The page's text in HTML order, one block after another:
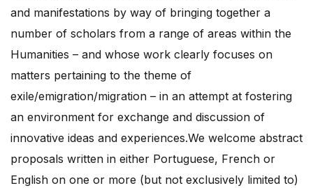
and manifestations by way of bringing together a
number of scholars from a range of areas within the
Humanities – and whose work clearly focuses on
matters pertaining to the theme of
exile/emigration/migration – in an attempt at fostering
an environment for exchange and discussion of
innovative ideas and experiences.We welcome abstract
proposals written in either Portuguese, French or
English on one or more (but not exclusively limited to)